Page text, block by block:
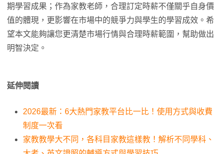
期學習成果；作為家教老師，合理訂定時薪不僅關乎自身價
值的體現，更影響在市場中的競爭力與學生的學習成效。希
望本文能夠讓您更清楚市場行情與合理時薪範圍，幫助做出
明智決定。
延伸閱讀
2026最新：6大熱門家教平台比一比！使用方式與收費
制度一次看
家教教學大不同，各科目家教這樣教！解析不同學科、